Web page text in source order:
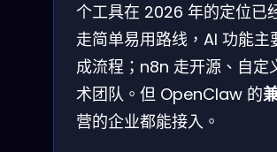
个工具在 2026 年的定位已
走简单易用路线，AI 功能
成流程；n8n 走开源、自定
术团队。但 OpenClaw 的
营的企业都能接入。